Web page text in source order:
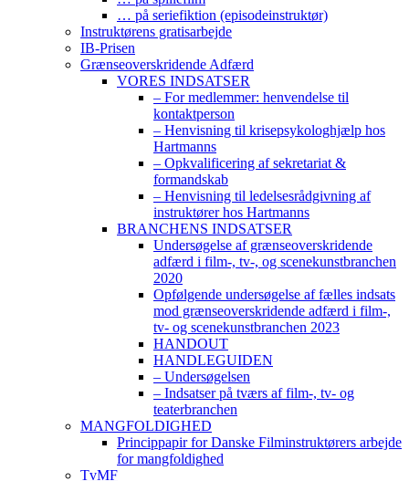
… på seriefiktion (episodeinstruktør)
Instruktørens gratisarbejde
IB-Prisen
Grænseoverskridende Adfærd
VORES INDSATSER
– For medlemmer: henvendelse til
kontaktperson
– Henvisning til krisepsykologhjælp hos
Hartmanns
– Opkvalificering af sekretariat &
formandskab
– Henvisning til ledelsesrådgivning af
instruktører hos Hartmanns
BRANCHENS INDSATSER
Undersøgelse af grænseoverskridende
adfærd i film-, tv-, og scenekunstbranchen
2020
Opfølgende undersøgelse af fælles indsats
mod grænseoverskridende adfærd i film-,
tv- og scenekunstbranchen 2023
HANDOUT
HANDLEGUIDEN
– Undersøgelsen
– Indsatser på tværs af film-, tv- og
teaterbranchen
MANGFOLDIGHED
Princippapir for Danske Filminstruktørers arbejde
for mangfoldighed
TvMF